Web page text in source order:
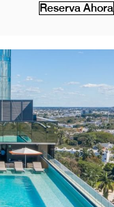
Reserva Ahora